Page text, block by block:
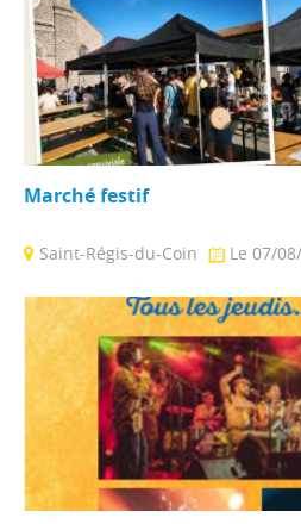
Marché festif
Saint-Régis-du-Coin
Le 07/
Mairie, nos producteurs sont de